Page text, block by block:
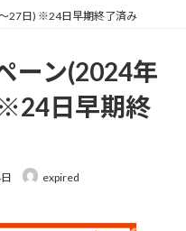
27日) ※24日早期終了済み
ーン(2024年
日早期終
expired